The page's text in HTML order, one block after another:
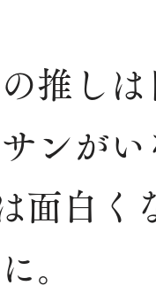
推しは
ンがい
面白く
。